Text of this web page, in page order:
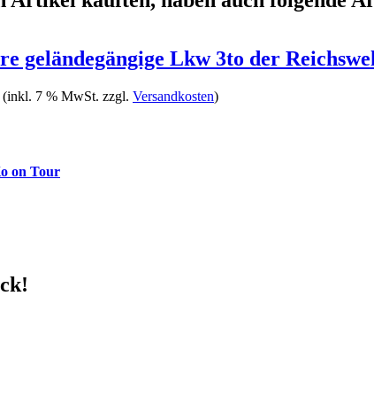
geländegängige Lkw 3to der
(inkl. 7 % MwSt. zzgl. Versandkosten)
on Tour